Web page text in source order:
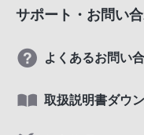
して、許諾ソフ
お客様は、1台
諾ソフトウェア
ニー製品にイン
サポート・お問い
よくあるお問い
取扱説明書ダウ